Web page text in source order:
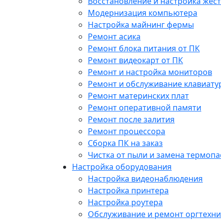
Модернизация компьютера
Настройка майнинг фермы
Ремонт асика
Ремонт блока питания от ПК
Ремонт видеокарт от ПК
Ремонт и настройка мониторов
Ремонт и обслуживание
Ремонт материнских плат
Ремонт оперативной памяти
Ремонт после залития
Ремонт процессора
Сборка ПК на заказ
Чистка от пыли и замена
Настройка оборудования
Настройка видеонаблюдения
Настройка принтера
Настройка роутера
Обслуживание и ремонт